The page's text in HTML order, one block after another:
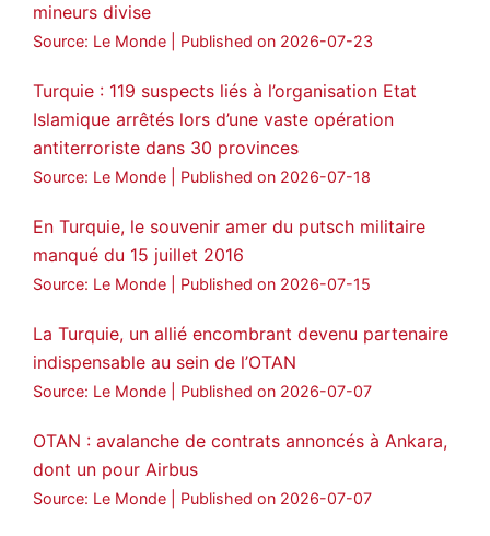
mineurs divise
Source: Le Monde Published on 2026-07-23
Turquie : 119 suspects liés à l’organisation Etat
Islamique arrêtés lors d’une vaste opération
antiterroriste dans 30 provinces
Source: Le Monde Published on 2026-07-18
En Turquie, le souvenir amer du putsch militaire
manqué du 15 juillet 2016
Source: Le Monde Published on 2026-07-15
La Turquie, un allié encombrant devenu partenaire
indispensable au sein de l’OTAN
Source: Le Monde Published on 2026-07-07
OTAN : avalanche de contrats annoncés à Ankara,
dont un pour Airbus
Source: Le Monde Published on 2026-07-07